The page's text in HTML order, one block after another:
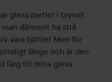
glesa partier i brynet
däremot ha strå
vara bättre! Men för
länge och är den
färg till mina glesa